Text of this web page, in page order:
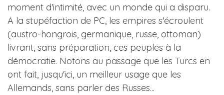
moment d'intimité, avec un monde qui a disparu.
A la stupéfaction de PC, les empires s'écroulent
(austro-hongrois, germanique, russe, ottoman)
livrant, sans préparation, ces peuples à la
démocratie. Notons au passage que les Turcs en
ont fait, jusqu'ici, un meilleur usage que les
Allemands, sans parler des Russes...